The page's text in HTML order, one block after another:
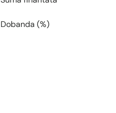
Dobanda (%)